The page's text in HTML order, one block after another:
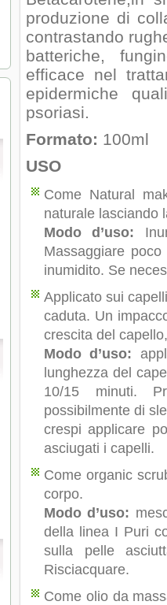
PERFECT NAILS
Mesauda - MNP Bonbons -
Sprinkle Gel Polish -
Semipermanente puntinato 10ml
NEL CARRELLO
Articolo Fuori Produzione
A SOLI 0.00
Esaurito
NEL CARRELLO
Articolo Fuori Produzione
A SOLI 0.00
produzione di
contrastando
batteriche,
efficace nel
epidermiche
psoriasi.
Formato: 100ml
USO
Come Natural
naturale lasciando
Modo d’uso:
Massaggiare
inumidito. Se
Applicato sui
caduta. Un
crescita del
Modo d’uso:
lunghezza del
10/15 minuti.
possibilmente di
crespi applicare
asciugati i capelli.
Come organic
corpo.
Modo d’uso:
della linea I Puri
sulla pelle
Risciacquare.
Come olio da